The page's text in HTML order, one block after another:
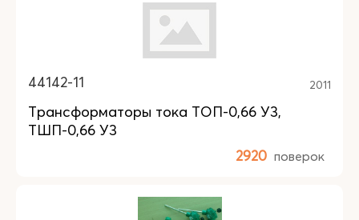
44142-11 2011
Трансформаторы тока ТОП-0,66 У3,
ТШП-0,66 У3
2920 поверок